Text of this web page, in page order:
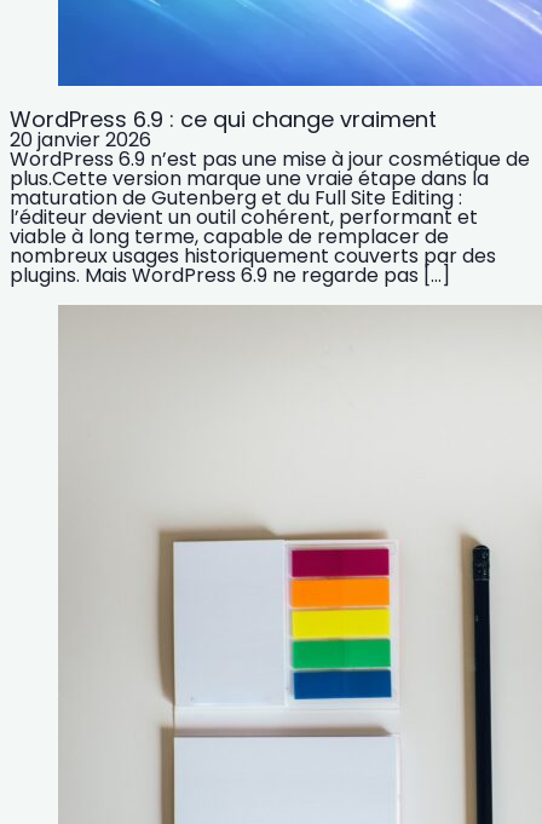
WordPress 6.9 : ce qui change vraiment
20 janvier 2026
WordPress 6.9 n’est pas une mise à jour cosmétique de
plus.Cette version marque une vraie étape dans la
maturation de Gutenberg et du Full Site Editing :
l’éditeur devient un outil cohérent, performant et
viable à long terme, capable de remplacer de
nombreux usages historiquement couverts par des
plugins. Mais WordPress 6.9 ne regarde pas […]